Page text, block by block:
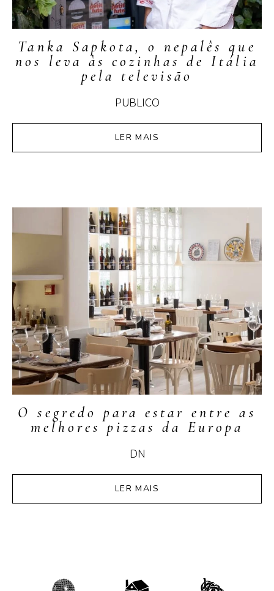
Tanka Sapkota, o nepalês que
nos leva às cozinhas de Itália
pela televisão
PUBLICO
LER MAIS
O segredo para estar entre as
melhores pizzas da Europa
DN
LER MAIS